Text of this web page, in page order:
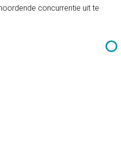
concurrentie uit te